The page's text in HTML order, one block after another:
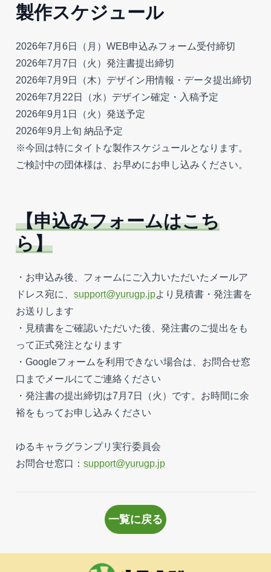
製作スケジュール
2026年7月6日（月）WEB申込みフォーム受付締切
2026年7月7日（火）発注書提出締切
2026年7月9日（木）デザイン用情報・データ提出締切
2026年7月22日（水）デザイン確定・入稿予定
2026年9月1日（火）発送予定
2026年9月上旬 納品予定
※今回は特にタイトな製作スケジュールとなります。
ご検討中の団体様は、お早めにお申し込みください。
【申込みフォームはこち
ら】
・お申込み後、フォームにご入力いただいたメールア
ドレス宛に、 support@yurugp.jpより見積書・発注書を
お送りします
・見積書をご確認いただいた後、発注書のご提出をも
って正式発注となります
・Googleフォームを利用できない場合は、お問合せ窓
口までメールにてご連絡ください
・発注書の提出締切は7月7日（火）です。お時間に余
裕をもってお申し込みください
ゆるキャラグランプリ実行委員会
お問合せ窓口： support@yurugp.jp
一覧に戻る